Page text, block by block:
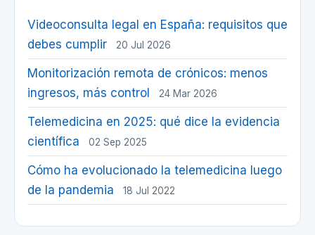
Videoconsulta legal en España: requisitos que
debes cumplir
20 Jul 2026
Monitorización remota de crónicos: menos
ingresos, más control
24 Mar 2026
Telemedicina en 2025: qué dice la evidencia
científica
02 Sep 2025
Cómo ha evolucionado la telemedicina luego
de la pandemia
18 Jul 2022